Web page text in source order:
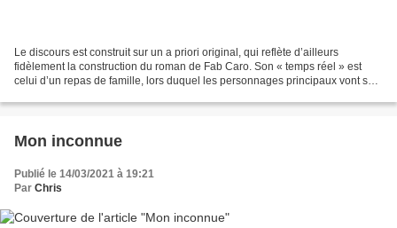
Le discours est construit sur un a priori original, qui reflète d’ailleurs
fidèlement la construction du roman de Fab Caro. Son « temps réel » est
celui d’un repas de famille, lors duquel les personnages principaux vont se
Mon inconnue
Publié le 14/03/2021 à 19:21
Par Chris